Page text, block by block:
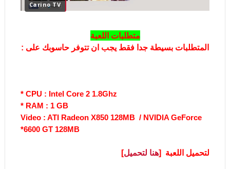
Carino TV
متطلبات اللعبة
المتطلبات بسيطة جدا فقط يجب ان تتوفر حاسوبك على :
RAM : 1 GB *
Video : ATI Radeon X850 128MB / NVIDIA GeForce
6600 GT 128MB*
لتحميل اللعبة [هنا لتحميل]